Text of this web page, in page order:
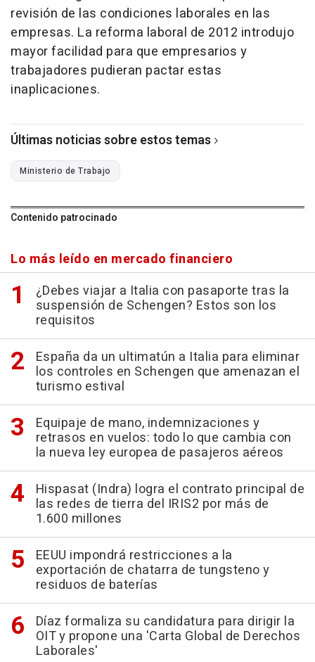
revisión de las condiciones laborales en las
empresas. La reforma laboral de 2012 introdujo
mayor facilidad para que empresarios y
trabajadores pudieran pactar estas
inaplicaciones.
Últimas noticias sobre estos temas
Ministerio de Trabajo
Contenido patrocinado
Lo más leído en mercado financiero
¿Debes viajar a Italia con pasaporte tras la
suspensión de Schengen? Estos son los
requisitos
España da un ultimatún a Italia para eliminar
los controles en Schengen que amenazan el
turismo estival
Equipaje de mano, indemnizaciones y
retrasos en vuelos: todo lo que cambia con
la nueva ley europea de pasajeros aéreos
Hispasat (Indra) logra el contrato principal de
las redes de tierra del IRIS2 por más de
1.600 millones
EEUU impondrá restricciones a la
exportación de chatarra de tungsteno y
residuos de baterías
Díaz formaliza su candidatura para dirigir la
OIT y propone una 'Carta Global de Derechos
Laborales'